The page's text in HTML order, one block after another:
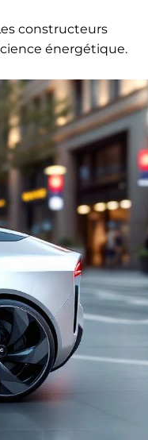
constructeurs
énergétique.